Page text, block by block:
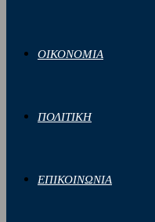
ΟΙΚΟΝΟΜΙΑ
ΠΟΛΙΤΙΚΗ
ΕΠΙΚΟΙΝΩΝΙΑ